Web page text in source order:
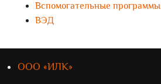
Вспомогательные программы
ВЭД
ООО «ИЛК»